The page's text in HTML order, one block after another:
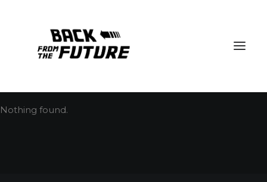
Nothing found.